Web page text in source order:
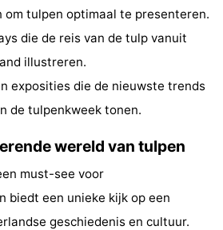
om tulpen optimaal te presenteren.
die de reis van de tulp vanuit
illustreren.
exposities die de nieuwste trends
de tulpenkweek tonen.
wereld van tulpen
must-see voor
biedt een unieke kijk op een
geschiedenis en cultuur.